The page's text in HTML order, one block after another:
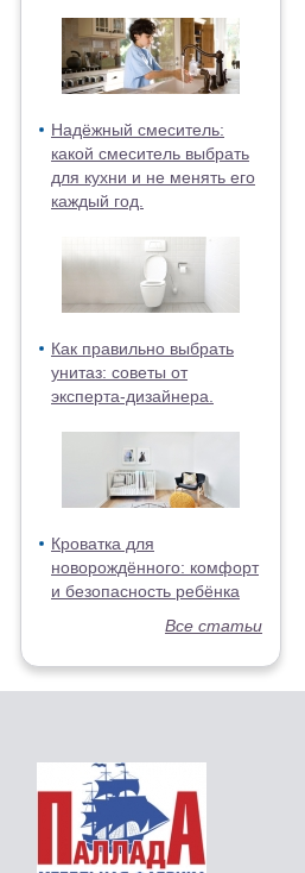
Надёжный смеситель:
какой смеситель выбрать
для кухни и не менять его
каждый год.
Как правильно выбрать
унитаз: советы от
эксперта-дизайнера.
Кроватка для
новорождённого: комфорт
и безопасность ребёнка
Все статьи